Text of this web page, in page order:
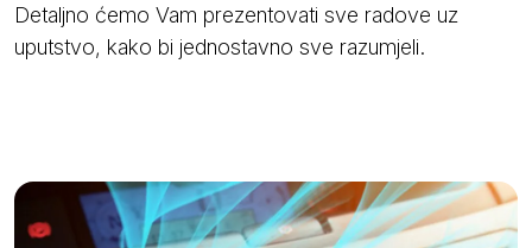
Detaljno ćemo Vam prezentovati sve radove uz
uputstvo, kako bi jednostavno sve razumjeli.